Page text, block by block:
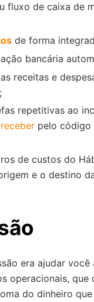
fluxo de caixa de
de forma
bancária
receitas e
repetitivas ao
pelo código
de custos do
e o destino
era ajudar você
operacionais, que
do dinheiro que